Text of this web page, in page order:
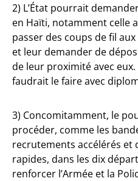
2) L’État pourrait
en Haïti, notamment celle
passer des coups de fil
et leur demander de
de leur proximité avec
faudrait le faire avec
3) Concomitamment, le
procéder, comme les
recrutements accélérés et
rapides, dans les dix
renforcer l’Armée et la